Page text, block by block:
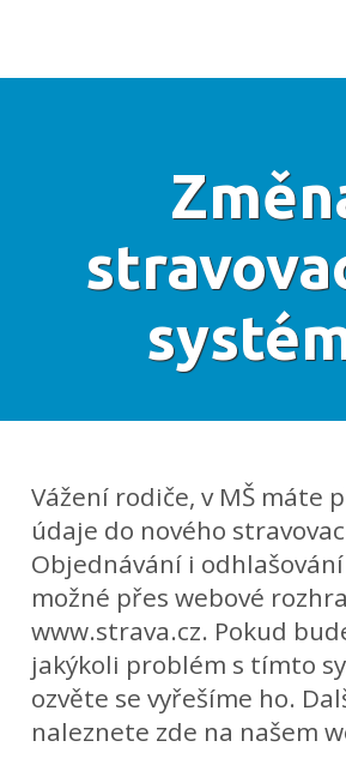
Vážení rodiče, v MŠ máte
údaje do nového
Objednávání i
možné přes webové
www.strava.cz. Pokud
jakýkoli problém s tímto
ozvěte se vyřešíme ho.
naleznete zde na našem